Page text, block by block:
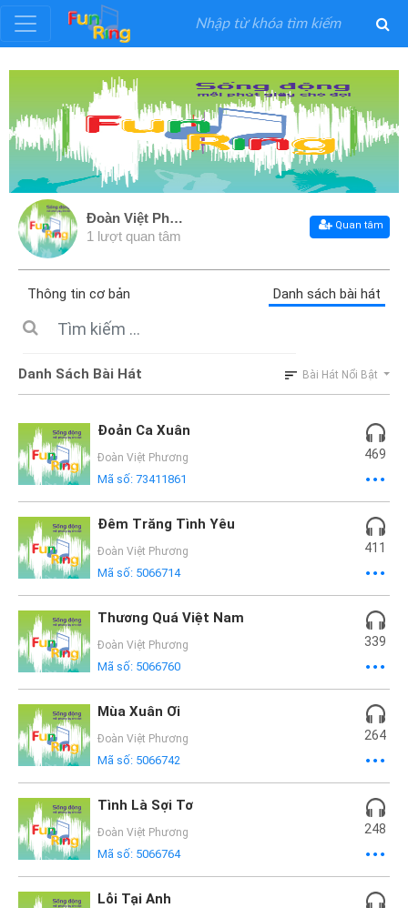
Đăng
Thể
Loại
Sĩ
Hướng
Dẫn
Funring
Doanh
Nghiệp
Đoàn Việt Phương
1 lượt quan tâm
Quan tâm
Thông tin cơ bản Danh sách bài hát
Danh Sách Bài Hát Bài Hát Nổi Bật
Đoản Ca Xuân
Đoàn Việt Phương
Mã số: 73411861
469
Đêm Trăng Tình Yêu
Đoàn Việt Phương
Mã số: 5066714
411
Thương Quá Việt Nam
Đoàn Việt Phương
Mã số: 5066760
339
Mùa Xuân Ơi
Đoàn Việt Phương
Mã số: 5066742
264
Tình Là Sợi Tơ
Đoàn Việt Phương
Mã số: 5066764
248
Lỗi Tại Anh